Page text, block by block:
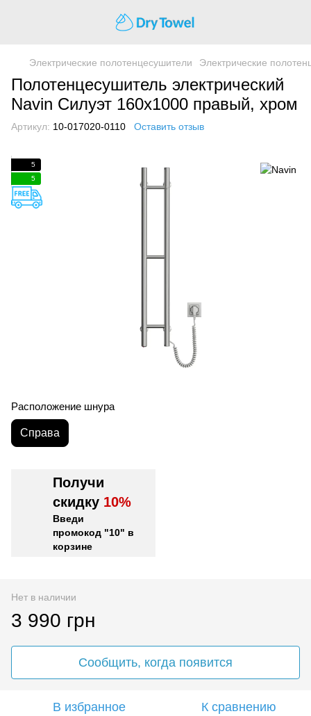
Электрические полотенцесушители Электрические
Полотенцесушитель электрический
Navin Силуэт 160х1000 правый, хром
Артикул: 10-017020-0110 Оставить отзыв
5
5
Расположение шнура
Справа
Получи
скидку 10%
Введи
промокод "10" в
корзине
Нет в наличии
3 990 грн
Сообщить, когда появится
В избранное К сравнению